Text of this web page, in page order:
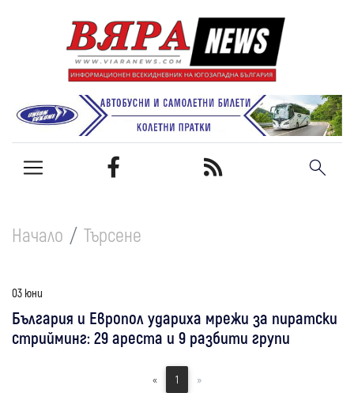
Начало Търсене
03 юни
България и Европол удариха мрежи за пиратски
стрийминг: 29 ареста и 9 разбити групи
« 1 »